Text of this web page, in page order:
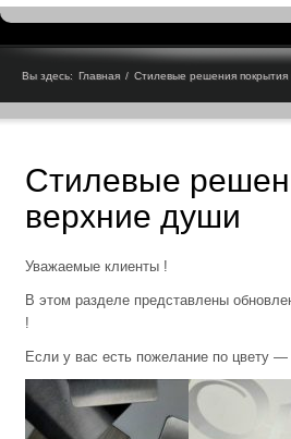
Вы здесь: Главная / Стилевые решения
Стилевые
верхние души
Уважаемые клиенты !
В этом разделе представлены
!
Если у вас есть пожелание по цвету